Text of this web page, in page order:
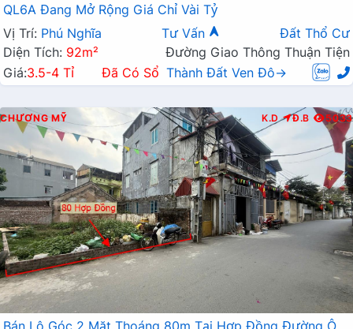
QL6A Đang Mở Rộng Giá Chỉ Vài Tỷ
Vị Trí: Phú Nghĩa Tư Vấn
Đất Thổ Cư
Diện Tích: 92m²
Đường Giao Thông Thuận Tiện
Giá:3.5-4 Tỉ Đã Có Sổ Thành Đất Ven Đô→
CHƯƠNG MỸ K.D Đ.B 5033